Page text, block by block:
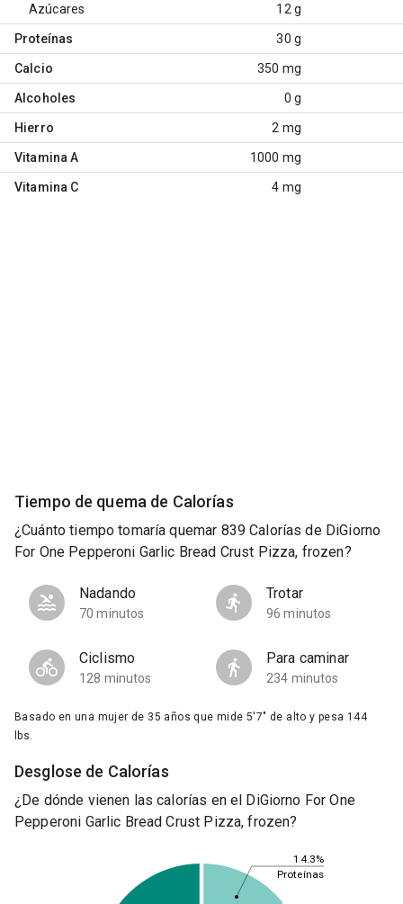
Azúcares 12 g
Proteínas 30 g
Calcio 350 mg
Alcoholes 0 g
Hierro 2 mg
Vitamina A 1000 mg
Vitamina C 4 mg
Tiempo de quema de Calorías
¿Cuánto tiempo tomaría quemar 839 Calorías de DiGiorno
For One Pepperoni Garlic Bread Crust Pizza, frozen?
Nadando
70 minutos
Trotar
96 minutos
Ciclismo
128 minutos
Para caminar
234 minutos
Basado en una mujer de 35 años que mide 5'7" de alto y pesa 144
lbs.
Desglose de Calorías
¿De dónde vienen las calorías en el DiGiorno For One
Pepperoni Garlic Bread Crust Pizza, frozen?
14.3%
Proteínas